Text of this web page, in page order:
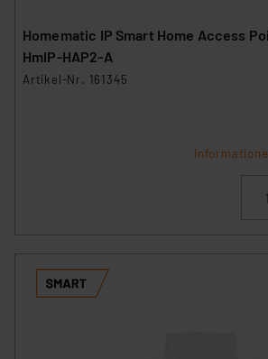
Homematic IP Smart Home Access
HmIP-HAP2-A
Artikel-Nr. 161345